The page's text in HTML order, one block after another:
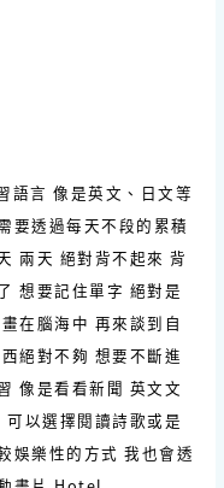
語言 像是英文、日文等
要透過每天不段的累積
兩天 絕對背不起來 背
想要記住單字 絕對是
在腦海中 再來談到自
絕對不夠 想要不斷進
像是看看新聞 英文文
以選擇閱讀詩歌或是
娛樂性的方式 我也會透